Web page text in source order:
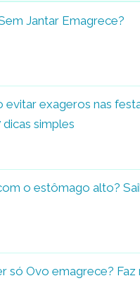
Jantar Emagrece?
evitar exageros nas
dicas simples
o estômago alto?
só Ovo emagrece? Faz